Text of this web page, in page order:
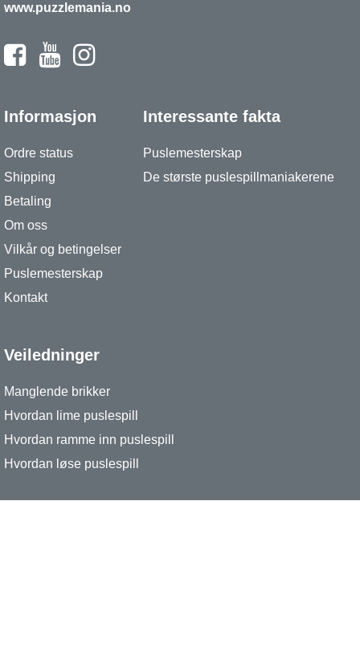
www.puzzlemania.no
Informasjon
Ordre status
Shipping
Betaling
Om oss
Vilkår og betingelser
Puslemesterskap
Kontakt
Interessante fakta
Puslemesterskap
De største puslespillmaniakerene
Veiledninger
Manglende brikker
Hvordan lime puslespill
Hvordan ramme inn puslespill
Hvordan løse puslespill